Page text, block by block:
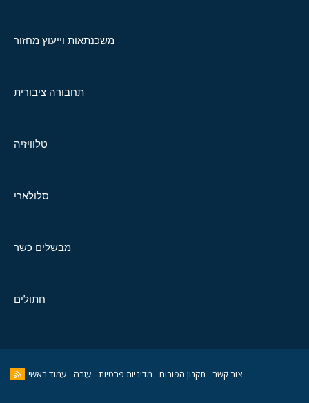
משכנתאות וייעוץ מחזור
תחבורה ציבורית
טלוויזיה
סלולארי
מבשלים כשר
חתולים
צור קשר תקנון הפורום מדיניות פרטיות עזרה עמוד ראשי